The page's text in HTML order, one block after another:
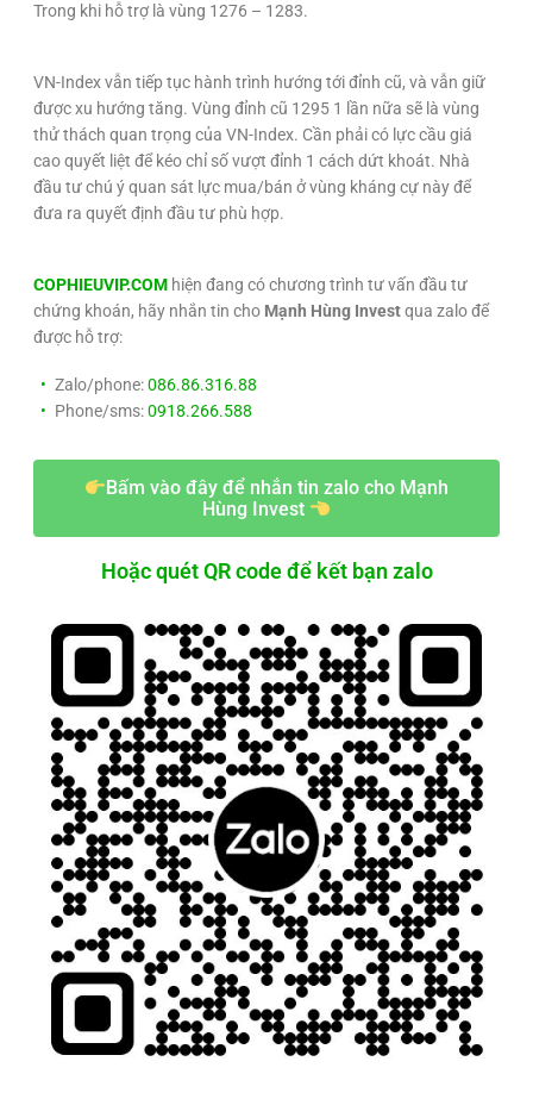
Trong khi hỗ trợ là vùng 1276 – 1283.
VN-Index vẫn tiếp tục hành trình hướng tới đỉnh cũ, và vẫn giữ
được xu hướng tăng. Vùng đỉnh cũ 1295 1 lần nữa sẽ là vùng
thử thách quan trọng của VN-Index. Cần phải có lực cầu giá
cao quyết liệt để kéo chỉ số vượt đỉnh 1 cách dứt khoát. Nhà
đầu tư chú ý quan sát lực mua/bán ở vùng kháng cự này để
đưa ra quyết định đầu tư phù hợp.
COPHIEUVIP.COM hiện đang có chương trình tư vấn đầu tư
chứng khoán, hãy nhắn tin cho Mạnh Hùng Investqua zalo để
được hỗ trợ:
Zalo/phone:086.86.316.88
Phone/sms:0918.266.588
Bấm vào đây để nhắn tin zalo cho Mạnh
Hùng Invest
Hoặc quét QR code để kết bạn zalo